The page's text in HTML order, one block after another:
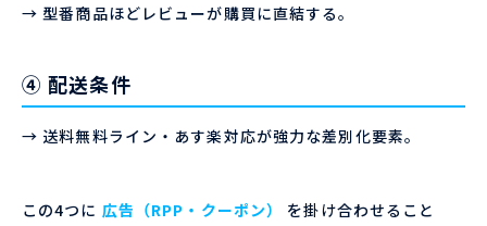
→ 型番商品ほどレビューが購買に直結する。
④ 配送条件
→ 送料無料ライン・あす楽対応が強力な差別化要素。
この4つに 広告（RPP・クーポン）
を掛け合わせること